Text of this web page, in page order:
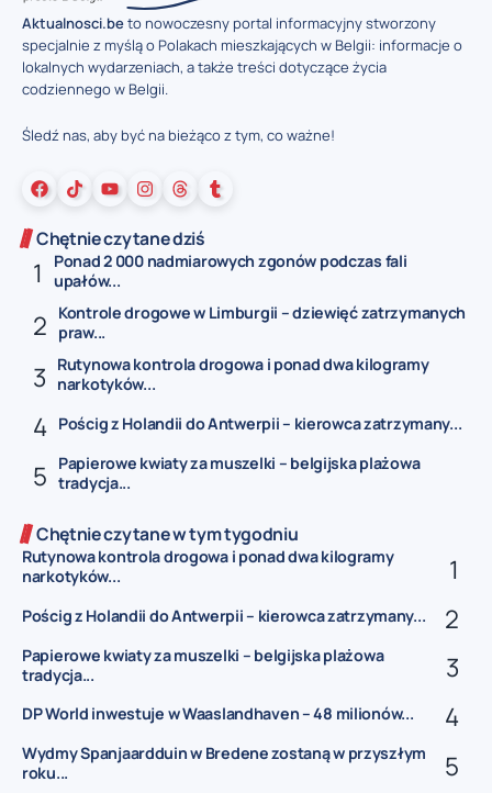
Aktualnosci.beto nowoczesny portal informacyjny stworzony
specjalnie z myślą o Polakach mieszkających w Belgii: informacje o
lokalnych wydarzeniach, a także treści dotyczące życia
codziennego w Belgii.
Śledź nas, aby być na bieżąco z tym, co ważne!
Chętnie czytane dziś
Ponad 2 000 nadmiarowych zgonów podczas fali
upałów...
Kontrole drogowe w Limburgii – dziewięć zatrzymanych
praw...
Rutynowa kontrola drogowa i ponad dwa kilogramy
narkotyków...
Pościg z Holandii do Antwerpii – kierowca zatrzymany...
Papierowe kwiaty za muszelki – belgijska plażowa
tradycja...
Chętnie czytane w tym tygodniu
Rutynowa kontrola drogowa i ponad dwa kilogramy
narkotyków...
Pościg z Holandii do Antwerpii – kierowca zatrzymany...
Papierowe kwiaty za muszelki – belgijska plażowa
tradycja...
DP World inwestuje w Waaslandhaven – 48 milionów...
Wydmy Spanjaardduin w Bredene zostaną w przyszłym
roku...